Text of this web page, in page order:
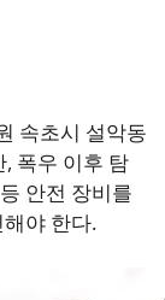
속초시 설악동
, 폭우 이후 탐
안전 장비를
야 한다.